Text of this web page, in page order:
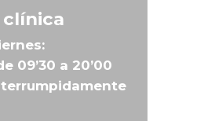
clínica
09’30 a 20’00